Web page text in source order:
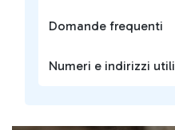
Domande frequenti
Numeri e indirizzi utili